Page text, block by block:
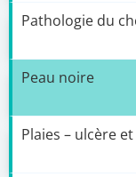
Pathologie du
Peau noire
Plaies – ulcère